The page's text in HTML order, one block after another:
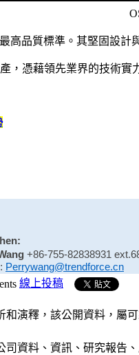
高品質標準。其堅固設
，憑藉領先業界的技術
+86-755-82838931
Perrywang@trendforce.cn
線上投稿
和演釋，該公開資料，
資料、資訊、研究報